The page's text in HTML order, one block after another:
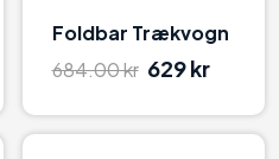
Foldbar Trækvogn
684.00 kr 629 kr